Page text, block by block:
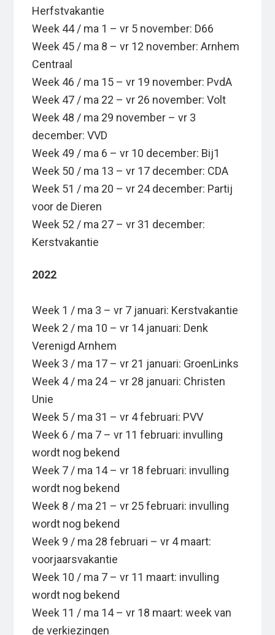
Herfstvakantie
Week 44 / ma 1 – vr 5 november: D66
Week 45 / ma 8 – vr 12 november: Arnhem
Centraal
Week 46 / ma 15 – vr 19 november: PvdA
Week 47 / ma 22 – vr 26 november: Volt
Week 48 / ma 29 november – vr 3
december: VVD
Week 49 / ma 6 – vr 10 december: Bij1
Week 50 / ma 13 – vr 17 december: CDA
Week 51 / ma 20 – vr 24 december: Partij
voor de Dieren
Week 52 / ma 27 – vr 31 december:
Kerstvakantie
2022
Week 1 / ma 3 – vr 7 januari: Kerstvakantie
Week 2 / ma 10 – vr 14 januari: Denk
Verenigd Arnhem
Week 3 / ma 17 – vr 21 januari: GroenLinks
Week 4 / ma 24 – vr 28 januari: Christen
Unie
Week 5 / ma 31 – vr 4 februari: PVV
Week 6 / ma 7 – vr 11 februari: invulling
wordt nog bekend
Week 7 / ma 14 – vr 18 februari: invulling
wordt nog bekend
Week 8 / ma 21 – vr 25 februari: invulling
wordt nog bekend
Week 9 / ma 28 februari – vr 4 maart:
voorjaarsvakantie
Week 10 / ma 7 – vr 11 maart: invulling
wordt nog bekend
Week 11 / ma 14 – vr 18 maart: week van
de verkiezingen